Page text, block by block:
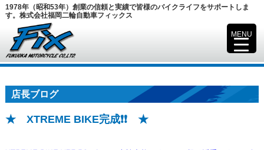
1978年（昭和53年）創業の信頼と実績で皆様のバイクライフをサポートしま
す。株式会社福岡二輪自動車フィックス
店長ブログ
★ XTREME BIKE完成❗❗ ★
MENU
▼